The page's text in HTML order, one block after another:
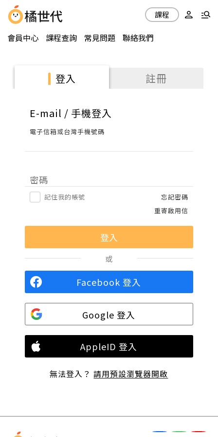
會員中心 課程查詢 常見問題 聯絡我們
課程
登入 註冊
E-mail / 手機登入
電子信箱或台灣手機號碼
密碼
記住我的帳號
忘記密碼
重寄啟用信
或
Facebook 登入
Google 登入
AppleID 登入
無法登入？請用預設瀏覽器開啟